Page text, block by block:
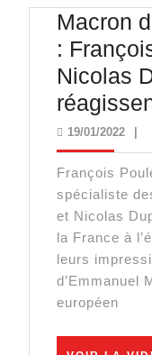
Macron
:
Nicolas
19/01/202219/
François
spécialiste
et Nicolas
la France à
leurs
d’Emmanuel
européen